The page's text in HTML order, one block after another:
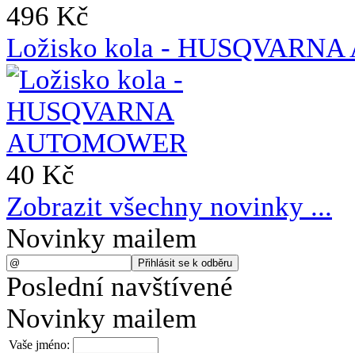
496 Kč
Ložisko kola - HUSQVARNA
40 Kč
Zobrazit všechny novinky ...
Novinky mailem
Poslední navštívené
Novinky mailem
Vaše jméno: